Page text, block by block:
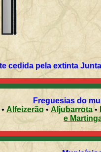
Freguesias do
• Alfeizerão • Aljubarrota•
e